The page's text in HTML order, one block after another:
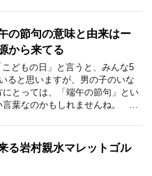
の節句の意味と由来はー
から来てる
どもの日」と言うと、みんな5
ると思いますが、男の子のいな
にとっては、「端午の節句」とい
言葉なのかもしれませんね。 …
る岩村親水マレットゴル